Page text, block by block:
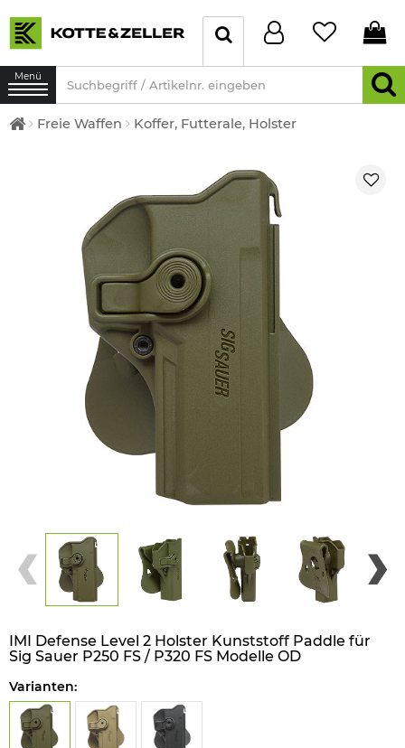
Menü
Freie Waffen Koffer, Futterale, Holster
IMI Defense Level 2 Holster Kunststoff Paddle für
Sig Sauer P250 FS / P320 FS Modelle OD
Varianten: